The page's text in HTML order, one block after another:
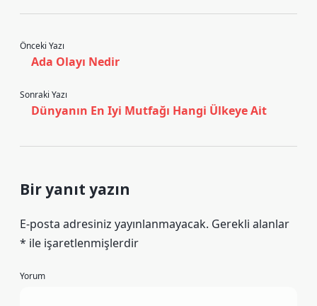
Önceki Yazı
Ada Olayı Nedir
Sonraki Yazı
Dünyanın En Iyi Mutfağı Hangi Ülkeye Ait
Bir yanıt yazın
E-posta adresiniz yayınlanmayacak. Gerekli alanlar
* ile işaretlenmişlerdir
Yorum